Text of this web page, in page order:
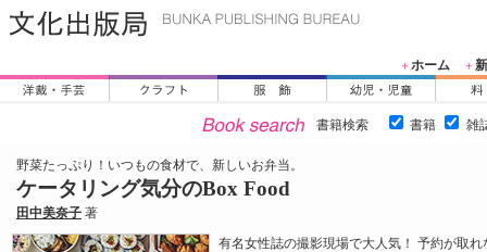
＋ホーム ＋
書籍検索 書籍 雑
野菜たっぷり！いつもの食材で、新しいお弁当。
ケータリング気分のBox Food
田中美奈子 著
有名女性誌の撮影現場で大人気！ 予約が取